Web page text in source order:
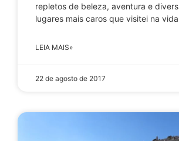
repletos de beleza, aventura e
lugares mais caros que visitei na
LEIA MAIS»
22 de agosto de 2017